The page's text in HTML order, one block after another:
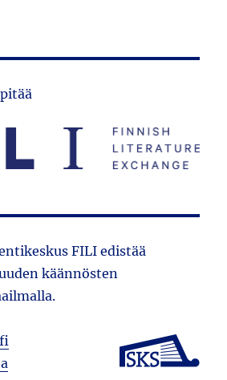
FILI edistää
käännösten